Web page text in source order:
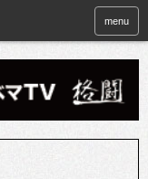
menu